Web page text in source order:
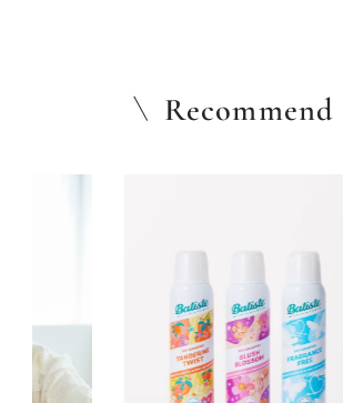
Recommend